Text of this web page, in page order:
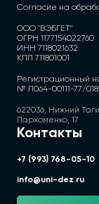
Согласие на
ООО "ВЭБГЕТ"
ОГРН 1177154022760
ИНН 7118021632
КПП 711801001
Регистрационный
№ Л064-00111-77/
622036, Нижний
Пархоменко, 17
Контакты
+7 (993) 768-05-10
info@uni-dez.ru